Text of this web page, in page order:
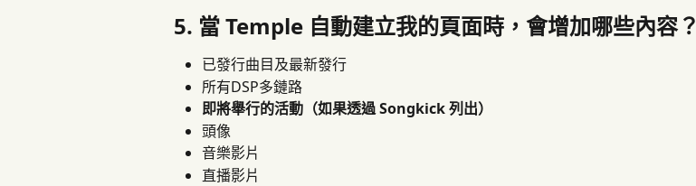
5. 當 Temple 自動建立我的頁面時，會增加哪些內容？
已發行曲目及最新發行
所有DSP多鏈路
即將舉行的活動（如果透過 Songkick 列出）
頭像
音樂影片
直播影片